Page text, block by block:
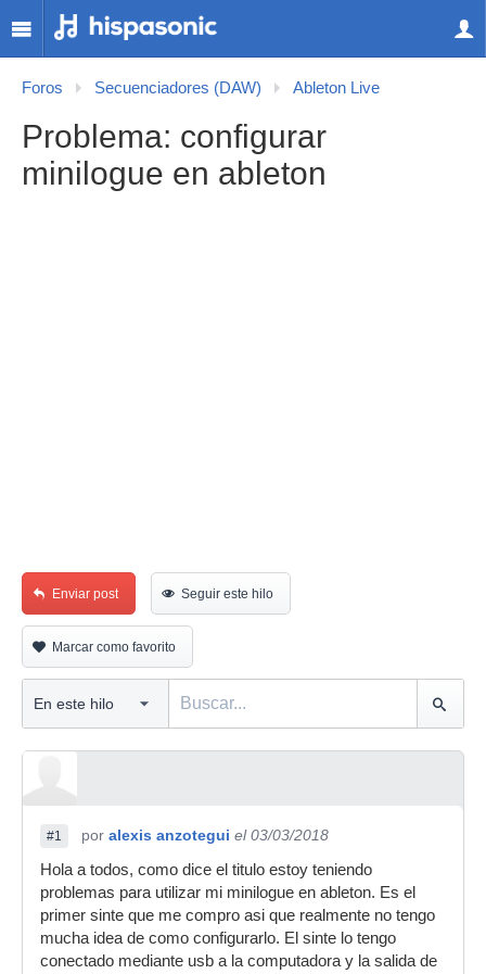
Foros Secuenciadores (DAW) Ableton Live
Problema: configurar
minilogue en ableton
Enviar post Seguir este hilo
Marcar como favorito
#1 por alexis anzotegui el 03/03/2018
Hola a todos, como dice el titulo estoy teniendo
problemas para utilizar mi minilogue en ableton. Es el
primer sinte que me compro asi que realmente no tengo
mucha idea de como configurarlo. El sinte lo tengo
conectado mediante usb a la computadora y la salida de